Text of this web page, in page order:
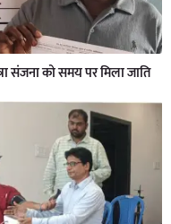
संजना को समय पर मिला जाति